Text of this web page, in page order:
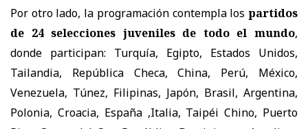
Por otro lado, la programación contempla los partidos
de 24 selecciones juveniles de todo el mundo,
donde participan: Turquía, Egipto, Estados Unidos,
Tailandia, República Checa, China, Perú, México,
Venezuela, Túnez, Filipinas, Japón, Brasil, Argentina,
Polonia, Croacia, España ,Italia, Taipéi Chino, Puerto